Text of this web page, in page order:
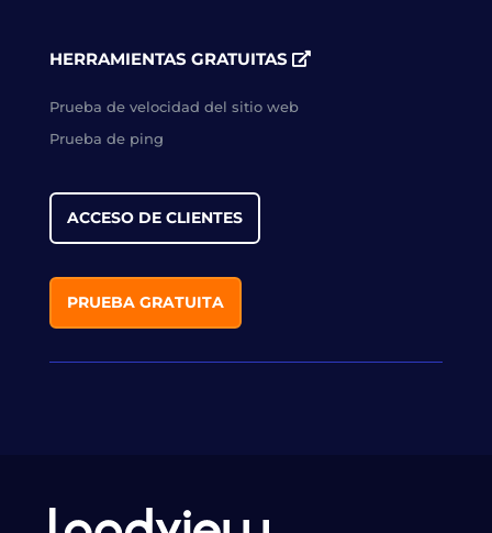
HERRAMIENTAS GRATUITAS
Prueba de velocidad del sitio web
Prueba de ping
ACCESO DE CLIENTES
PRUEBA GRATUITA